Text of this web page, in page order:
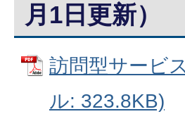
月1日更新）
訪問型サービ
ル: 323.8KB)